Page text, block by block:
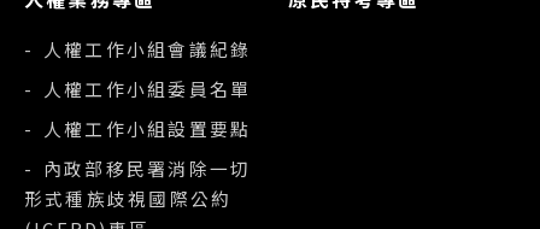
- 人權工作小組會議紀錄
- 人權工作小組委員名單
- 人權工作小組設置要點
- 內政部移民署消除一切
形式種族歧視國際公約